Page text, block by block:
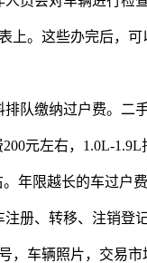
上。这些办完后，
队缴纳过户费。二
元左右，1.0L-
年限越长的车过户费
册、转移、注销登
，车辆照片，交易市